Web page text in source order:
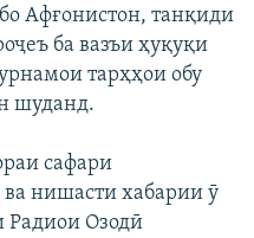
Афғонистон, танқиди
ба вазъи ҳуқуқи
тарҳҳои обу
шуданд.
сафари
нишасти хабарии ӯ
Радиои Озодӣ